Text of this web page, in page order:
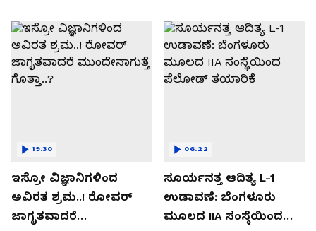
ಇಸ್ರೋ ವಿಜ್ಞಾನಿಗಳಿಂದ
ಅವಿರತ ಶ್ರಮ..! ರೋವರ್
ಜಾಗೃತವಾದರೆ
19:30
ಸೂರ್ಯನತ್ತ ಆದಿತ್ಯ L-1
ಉಡಾವಣೆ: ಬೆಂಗಳೂರು
ಮೂಲದ IIA ಸಂಸ್ಥೆಯಿಂದ
06:22